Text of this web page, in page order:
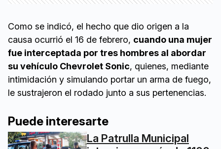
Como se indicó, el hecho que dio origen a la
causa ocurrió el 16 de febrero, cuando una mujer
fue interceptada por tres hombres al abordar
su vehículo Chevrolet Sonic, quienes, mediante
intimidación y simulando portar un arma de fuego,
le sustrajeron el rodado junto a sus pertenencias.
Puede interesarte
La Patrulla Municipal